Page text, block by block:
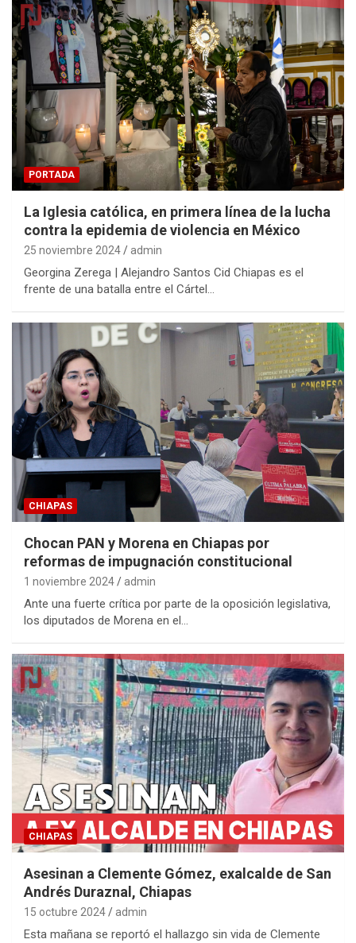
PORTADA
La Iglesia católica, en primera línea de la lucha
contra la epidemia de violencia en México
25 noviembre 2024 admin
Georgina Zerega | Alejandro Santos Cid Chiapas es el
frente de una batalla entre el Cártel…
CHIAPAS
Chocan PAN y Morena en Chiapas por
reformas de impugnación constitucional
1 noviembre 2024 admin
Ante una fuerte crítica por parte de la oposición legislativa,
los diputados de Morena en el…
CHIAPAS
Asesinan a Clemente Gómez, exalcalde de San
Andrés Duraznal, Chiapas
15 octubre 2024 admin
Esta mañana se reportó el hallazgo sin vida de Clemente